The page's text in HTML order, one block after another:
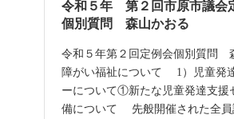
令和５年 第２回市原市議会
個別質問 森山かおる
令和５年第２回定例会個別質問
障がい福祉について 1）児童発
ーについて①新たな児童発達支援
備について 先般開催された全